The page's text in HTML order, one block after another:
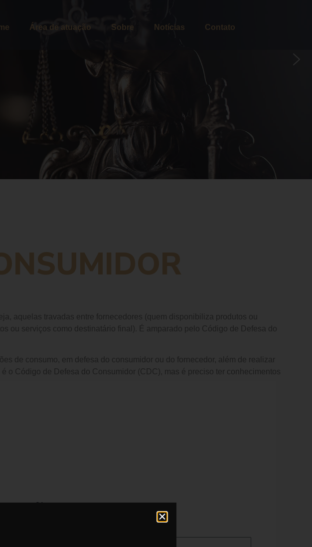
Área de atuação Sobre Notícias Contato
aquelas travadas entre fornecedores (quem disponibiliza produtos ou
ou serviços como destinatário final). É amparado pelo Código de Defesa do
de consumo, em defesa do consumidor ou do fornecedor, além de realizar
o Código de Defesa do Consumidor (CDC), mas é preciso ter conhecimentos